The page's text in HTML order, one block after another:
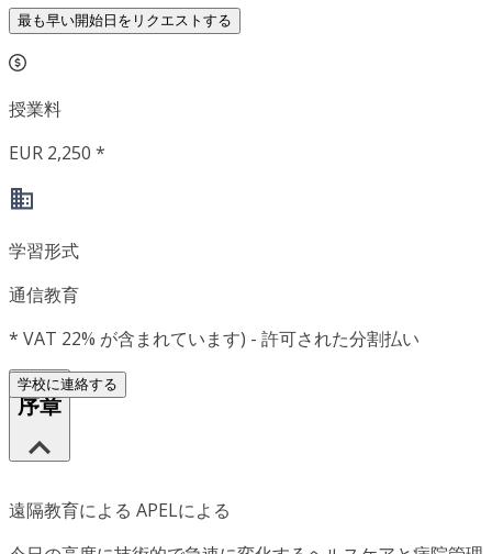
最も早い開始日をリクエストする
授業料
EUR 2,250 *
学習形式
通信教育
* VAT 22% が含まれています) - 許可された分割払い
学校に連絡する
序章
遠隔教育による APELによる